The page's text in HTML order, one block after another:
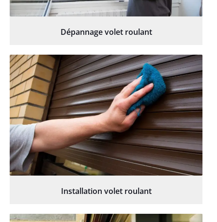
Dépannage volet roulant
Installation volet roulant